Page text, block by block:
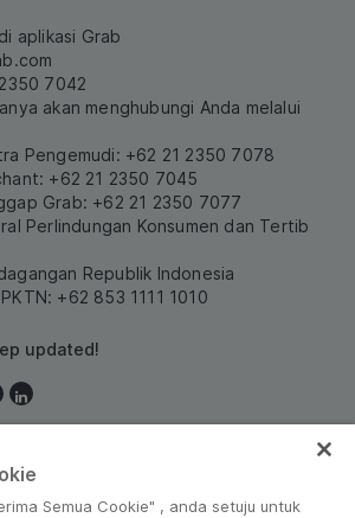
aplikasi Grab
7042
akan menghubungi Anda melalui
Pengemudi: +62 21 2350 7078
+62 21 2350 7045
Grab: +62 21 2350 7077
Perlindungan Konsumen dan Tertib
Republik Indonesia
+62 853 1111 1010
updated!
Semua Cookie" , anda setuju untuk